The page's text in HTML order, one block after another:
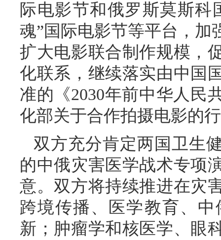
际电影节和俄罗斯莫斯科
魂”国际电影节等平台，加
扩大电影联合制作规模，
化联系，继续落实由中国
准的《2030年前中华人民
化部关于合作拍摄电影的
双方充分肯定两国卫生
的中俄灾害医学战术专项
意。双方将持续推进在灾
跨境传播、医学教育、
新；肿瘤学和核医学、眼